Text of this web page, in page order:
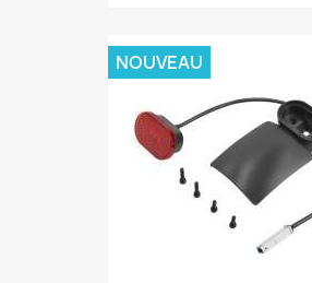
NOUVEAU